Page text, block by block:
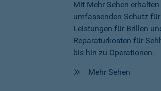
Mit Mehr Sehen erhalten
umfassenden Schutz für
Leistungen für Brillen
Reparaturkosten für
bis hin zu Operationen.
Mehr Sehen